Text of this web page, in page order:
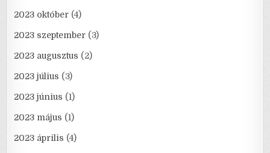
2023 október (4)
2023 szeptember (3)
2023 augusztus (2)
2023 július (3)
2023 június (1)
2023 május (1)
2023 április (4)